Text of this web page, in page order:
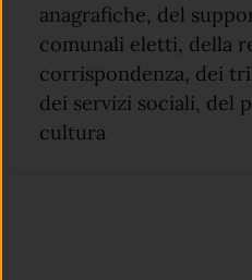
anagrafiche, del
comunali eletti, della
corrispondenza, dei
dei servizi sociali, del
cultura